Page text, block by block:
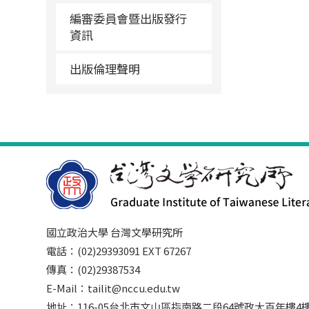
編審委員會暨出版發行
資訊
出版倫理聲明
國立政治大學 台灣文學研究所
電話：(02)29393091 EXT 67267
傳真：(02)29387534
E-Mail：tailit@nccu.edu.tw